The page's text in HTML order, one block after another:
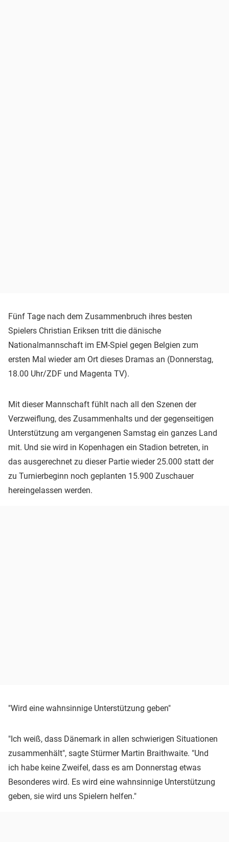
Fünf Tage nach dem Zusammenbruch ihres besten
Spielers Christian Eriksen tritt die dänische
Nationalmannschaft im EM-Spiel gegen Belgien zum
ersten Mal wieder am Ort dieses Dramas an (Donnerstag,
18.00 Uhr/ZDF und Magenta TV).
Mit dieser Mannschaft fühlt nach all den Szenen der
Verzweiflung, des Zusammenhalts und der gegenseitigen
Unterstützung am vergangenen Samstag ein ganzes Land
mit. Und sie wird in Kopenhagen ein Stadion betreten, in
das ausgerechnet zu dieser Partie wieder 25.000 statt der
zu Turnierbeginn noch geplanten 15.900 Zuschauer
hereingelassen werden.
"Wird eine wahnsinnige Unterstützung geben"
"Ich weiß, dass Dänemark in allen schwierigen Situationen
zusammenhält", sagte Stürmer Martin Braithwaite. "Und
ich habe keine Zweifel, dass es am Donnerstag etwas
Besonderes wird. Es wird eine wahnsinnige Unterstützung
geben, sie wird uns Spielern helfen."